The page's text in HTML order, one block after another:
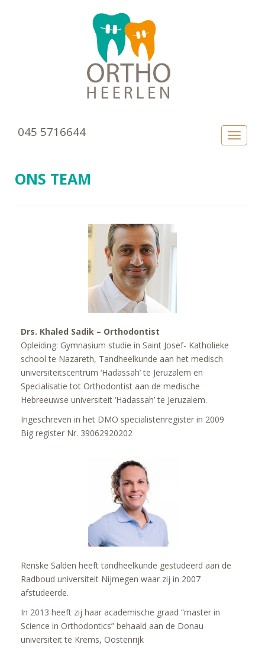
045 5716644
ONS TEAM
Drs. Khaled Sadik – Orthodontist
Opleiding: Gymnasium studie in Saint Josef- Katholieke
school te Nazareth, Tandheelkunde aan het medisch
universiteitscentrum ‘Hadassah’ te Jeruzalem en
Specialisatie tot Orthodontist aan de medische
Hebreeuwse universiteit ‘Hadassah’ te Jeruzalem.
Ingeschreven in het DMO specialistenregister in 2009
Big register Nr. 39062920202
Renske Salden heeft tandheelkunde gestudeerd aan de
Radboud universiteit Nijmegen waar zij in 2007
afstudeerde.
In 2013 heeft zij haar academische graad “master in
Science in Orthodontics” behaald aan de Donau
universiteit te Krems, Oostenrijk